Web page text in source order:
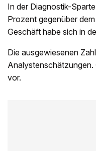
In der Diagnostik-
Prozent gegenüber
Geschäft habe sich in
Die ausgewiesenen
vor.